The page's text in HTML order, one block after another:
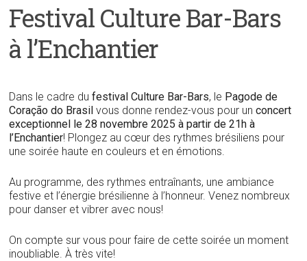
Festival Culture Bar-Bars
àl’Enchantier
Dans le cadre dufestival Culture Bar-Bars, le Pagode de
Coração do Brasil vous donne rendez-vous pour unconcert
exceptionnel le 28 novembre 2025 à partir de 21h à
l’Enchantier! Plongez au cœur des rythmes brésiliens pour
une soirée haute en couleurs et en émotions.
Au programme, des rythmes entraînants, une ambiance
festive et l’énergie brésilienne à l’honneur. Venez nombreux
pour danser et vibrer avec nous!
On compte sur vous pour faire de cette soirée un moment
inoubliable. À très vite!